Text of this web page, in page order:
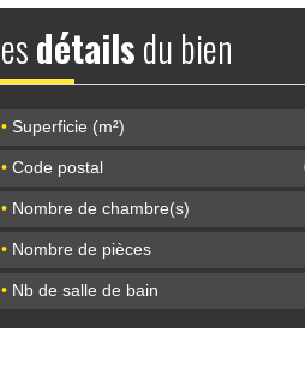
Lesdétailsdu bien
•Superficie (m²)
•Code postal
•Nombre de chambre(s)
•Nombre de pièces
•Nb de salle de bain